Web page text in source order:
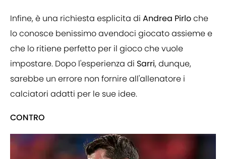
Infine, è una richiesta esplicita di Andrea Pirloche
lo conosce benissimo avendoci giocato assieme e
che lo ritiene perfetto per il gioco che vuole
impostare. Dopo l'esperienza di Sarri, dunque,
sarebbe un errore non fornire all'allenatore i
calciatori adatti per le sue idee.
CONTRO